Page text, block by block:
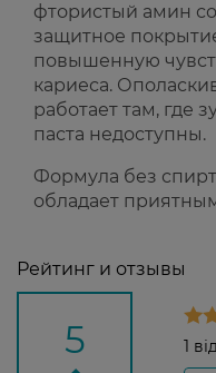
фтористый амин
защитное
повышенную
кариеса.
работает там, где
паста недоступны.
Формула без
обладает
Рейтинг и отзывы
5 1